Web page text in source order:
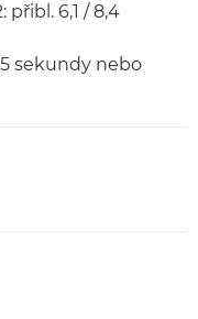
přibl. 6,1 / 8,4
sekundy nebo